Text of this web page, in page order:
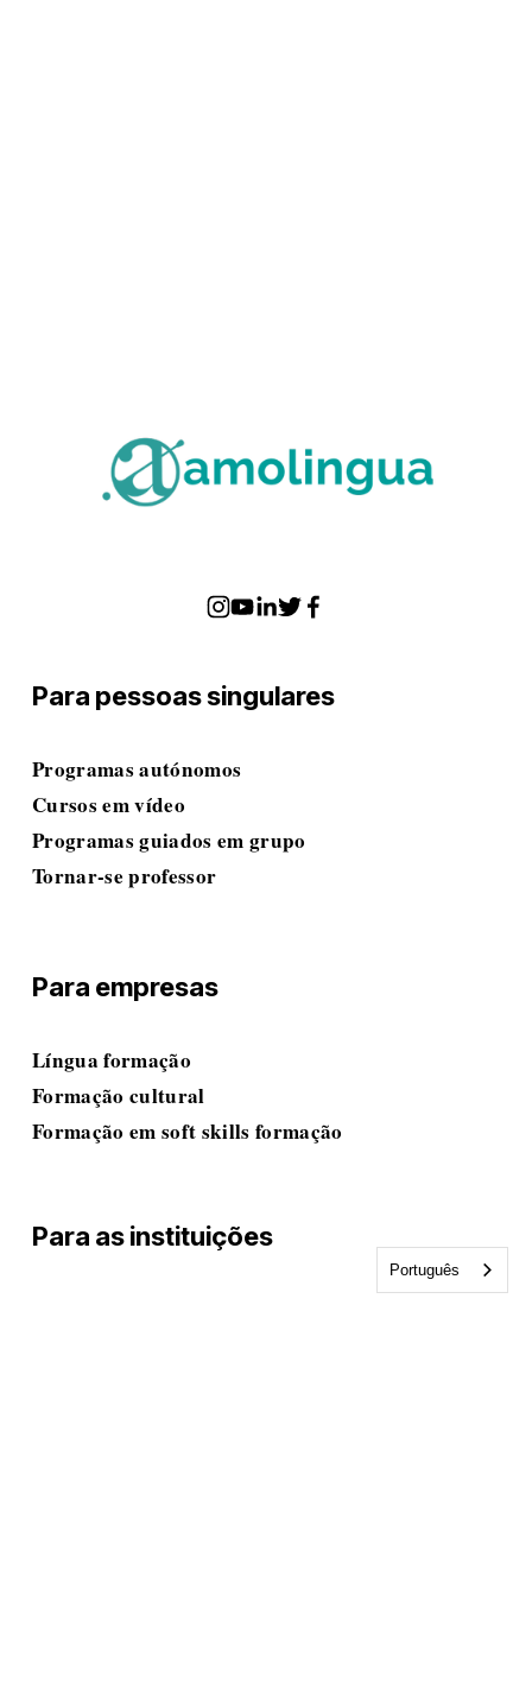
Para pessoas singulares
Programas autónomos
Cursos em vídeo
Programas guiados em grupo
Tornar-se professor
Para empresas
Língua formação
Formação cultural
Formação em soft skills formação
Para as instituições
Português